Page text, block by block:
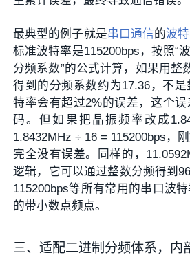
最典型的例子就是串口通信的波
标准波特率是115200bps，按照“
分频系数”的公式计算，如果用整
得到的分频系数约为17.36，不
特率会有超过2%的误差，这个
码。但如果把晶振频率改成
1.8432MHz ÷ 16 = 115200bps，
完全没有误差。同样的，
逻辑，它可以通过整数分频得到
115200bps等所有常用的串口波
的带小数点频点。
三、适配二进制分频体系，内